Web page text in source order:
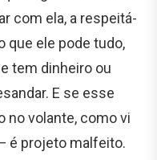
com ela, a respeitá-
que ele pode tudo,
tem dinheiro ou
E se esse
no volante, como vi
é projeto malfeito.